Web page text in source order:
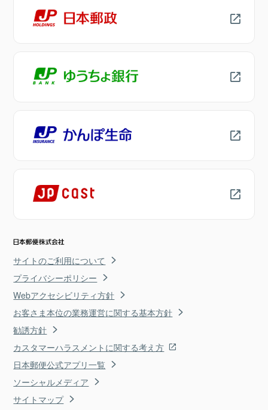
サイトのご利用について
プライバシーポリシー
Webアクセシビリティ方針
お客さま本位の業務運営に関する基本方針
勧誘方針
カスタマーハラスメントに関する考え方
日本郵便公式アプリ一覧
ソーシャルメディア
サイトマップ